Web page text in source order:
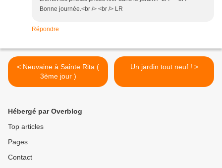
Bonne journée.<br /> <br /> LR
Répondre
< Neuvaine à Sainte Rita (
3ème jour )
Un jardin tout neuf ! >
Hébergé par Overblog
Top articles
Pages
Contact